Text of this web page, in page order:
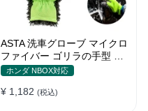
ASTA 洗車グローブ マイクロ
ファイバー ゴリラの手型 ス
ポンジ ボディー用 傷防止 吸
イク 洗車グッズ 掃除 手袋型
ホンダ NBOX対応
¥ 1,182 (税込)